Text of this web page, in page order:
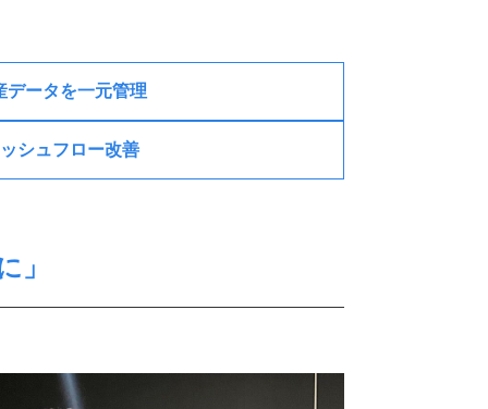
データを一元管理
シュフロー改善
」